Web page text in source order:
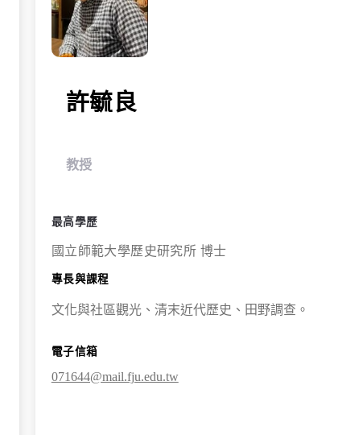
許毓良
教授
最高學歷
國立師範大學歷史研究所 博士
專長與課程
文化與社區觀光、清末近代歷史、田野調查。
電子信箱
071644@mail.fju.edu.tw